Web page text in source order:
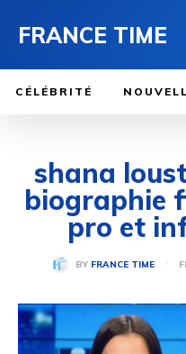
FRANCE TIME
CÉLÉBRITÉ
shana
biographie
pro et
BY FRANCE TIME